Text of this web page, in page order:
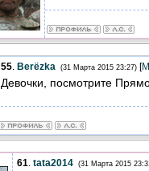
55. Berёzka (31 Марта 2015 23:27) [
Девочки, посмотрите
61. tata2014 (31 Марта 2015